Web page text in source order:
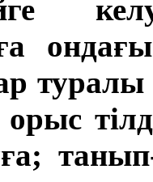
туралы
орыс